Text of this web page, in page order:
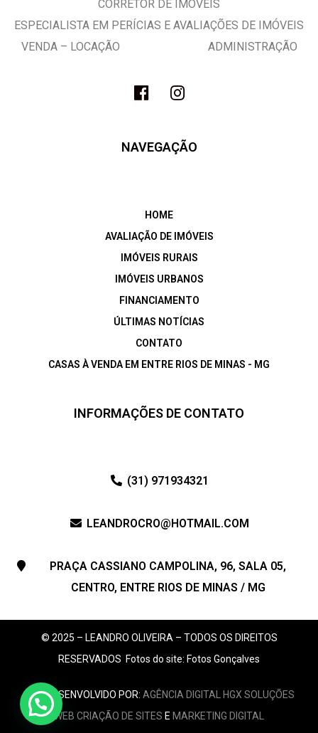
CORRETOR DE IMÓVEIS
ESPECIALISTA EM PERÍCIAS E AVALIAÇÕES DE IMÓVEIS
VENDA – LOCAÇÃO ADMINISTRAÇÃO
NAVEGAÇÃO
HOME
AVALIAÇÃO DE IMÓVEIS
IMÓVEIS RURAIS
IMÓVEIS URBANOS
FINANCIAMENTO
ÚLTIMAS NOTÍCIAS
CONTATO
CASAS À VENDA EM ENTRE RIOS DE MINAS - MG
INFORMAÇÕES DE CONTATO
(31) 971934321
LEANDROCRO@HOTMAIL.COM
PRAÇA CASSIANO CAMPOLINA, 96, SALA 05,
CENTRO, ENTRE RIOS DE MINAS / MG
© 2025 – LEANDRO OLIVEIRA – TODOS OS DIREITOS
RESERVADOS Fotos do site: Fotos Gonçalves
SITE DESENVOLVIDO POR: AGÊNCIA DIGITAL HGX SOLUÇÕES
WEB CRIAÇÃO DE SITES E MARKETING DIGITAL